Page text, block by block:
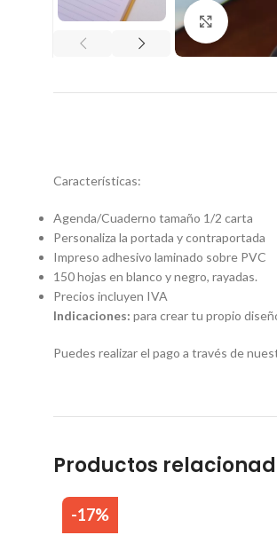
Clic
Características:
Agenda/Cuaderno tamaño 1/2 carta
Personaliza la portada y contraportada
Impreso adhesivo laminado sobre PVC
150 hojas en blanco y negro, rayadas.
Precios incluyen IVA
Indicaciones: para crear tu propio
Puedes realizar el pago a través de
Productos
-17%